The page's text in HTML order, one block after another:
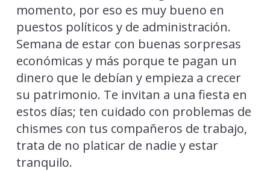
momento, por eso es muy bueno en
puestos políticos y de administración.
Semana de estar con buenas sorpresas
económicas y más porque te pagan un
dinero que le debían y empieza a crecer
su patrimonio. Te invitan a una fiesta en
estos días; ten cuidado con problemas de
chismes con tus compañeros de trabajo,
trata de no platicar de nadie y estar
tranquilo.